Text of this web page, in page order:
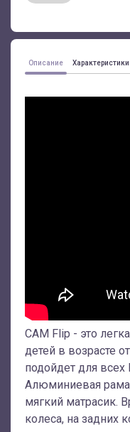
Описание Характеристики
CAM Flip - это
детей в возрасте
подойдет для
Алюминиевая
мягкий матрасик.
колеса, на задних